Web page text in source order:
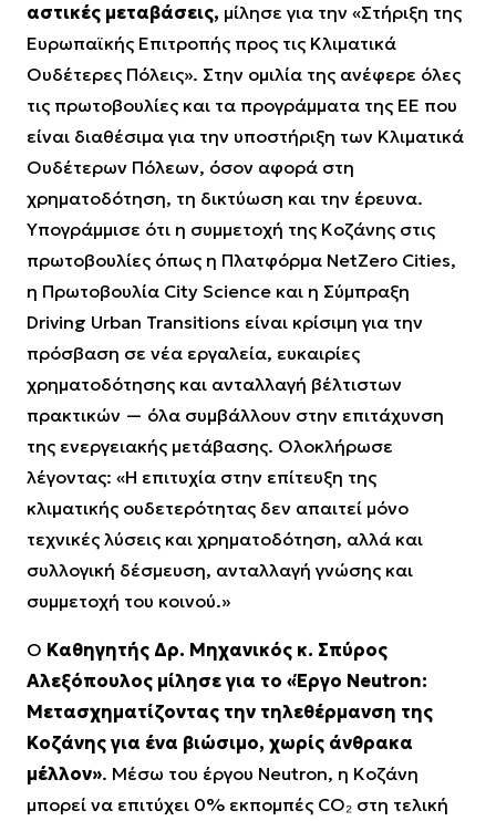
αστικές μεταβάσεις, μίλησε για την «Στήριξη της
Ευρωπαϊκής Επιτροπής προς τις Κλιματικά
Ουδέτερες Πόλεις». Στην ομιλία της ανέφερε όλες
τις πρωτοβουλίες και τα προγράμματα της ΕΕ που
είναι διαθέσιμα για την υποστήριξη των Κλιματικά
Ουδέτερων Πόλεων, όσον αφορά στη
χρηματοδότηση, τη δικτύωση και την έρευνα.
Υπογράμμισε ότι η συμμετοχή της Κοζάνης στις
πρωτοβουλίες όπως η Πλατφόρμα NetZero Cities,
η Πρωτοβουλία City Science και η Σύμπραξη
Driving Urban Transitions είναι κρίσιμη για την
πρόσβαση σε νέα εργαλεία, ευκαιρίες
χρηματοδότησης και ανταλλαγή βέλτιστων
πρακτικών — όλα συμβάλλουν στην επιτάχυνση
της ενεργειακής μετάβασης. Ολοκλήρωσε
λέγοντας: «Η επιτυχία στην επίτευξη της
κλιματικής ουδετερότητας δεν απαιτεί μόνο
τεχνικές λύσεις και χρηματοδότηση, αλλά και
συλλογική δέσμευση, ανταλλαγή γνώσης και
συμμετοχή του κοινού.»
Ο Καθηγητής Δρ. Μηχανικός κ. Σπύρος
Αλεξόπουλος μίλησε για το «Έργο Neutron:
Μετασχηματίζοντας την τηλεθέρμανση της
Κοζάνης για ένα βιώσιμο, χωρίς άνθρακα
μέλλον». Μέσω του έργου Neutron, η Κοζάνη
μπορεί να επιτύχει 0% εκπομπές CO₂ στη τελική